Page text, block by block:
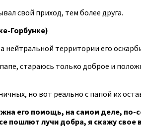
свой приход, тем более друга.
Горбунке)
территории его
стараюсь только доброе и
но вот реально с папой их
его помощь, на самом деле, по-
пошлют лучи добра, я скажу свое